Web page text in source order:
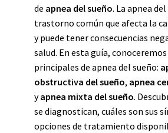
de apnea del sueño. La apnea
trastorno común que afecta la
y puede tener consecuencias
salud. En esta guía,
principales de apnea del sueño:
obstructiva del sueño, apnea
yapnea mixta del sueño.
se diagnostican, cuáles son sus
opciones de tratamiento